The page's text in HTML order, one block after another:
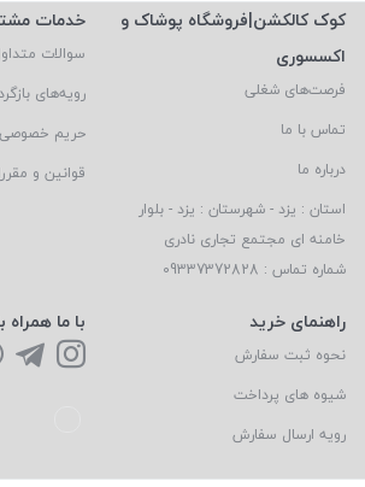
کوک کالکشن|فروشگاه پوشاک و
اکسسوری
فرصت‌های شغلی
تماس با ما
درباره ما
استان : یزد - شهرستان : یزد - بلوار
خامنه ای مجتمع تجاری نادری
شماره تماس : 09337372828
خدمات
سوالات
رویه‌های
حریم خصوصی
قوانین و
راهنمای خرید
نحوه ثبت سفارش
شیوه های پرداخت
رویه ارسال سفارش
با ما همراه